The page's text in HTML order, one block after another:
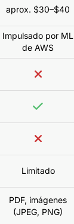
aprox. $30–$40
Impulsado por ML
de AWS
Limitado
PDF, imágenes
(JPEG, PNG)